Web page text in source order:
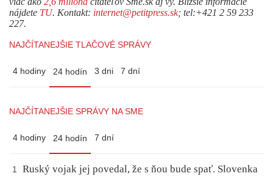
nájdete TU. Kontakt: internet@petitpress.sk; tel:+421 2 59 233
227.
NAJČÍTANEJŠIE TLAČOVÉ SPRÁVY
4 hodiny 24 hodín 3 dni 7 dní
NAJČÍTANEJŠIE SPRÁVY NA SME
4 hodiny 24 hodín 7 dní
1
Ruský vojak jej povedal, že s ňou bude spať. Slovenka